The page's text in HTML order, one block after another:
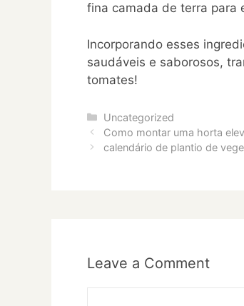
fina camada de terra para
Incorporando esses
saudáveis e saborosos,
tomates!
Categories
Uncategorized
Como montar uma horta
calendário de plantio de
Leave a Comment